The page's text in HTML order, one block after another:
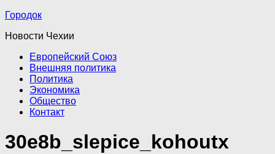
Городок
Новости Чехии
Европейский Союз
Внешняя политика
Политика
Экономика
Общество
Контакт
30e8b_slepice_kohoutx